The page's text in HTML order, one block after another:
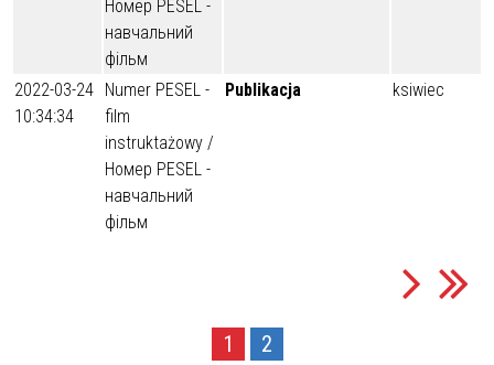
Номер PESEL -
навчальний
фільм
2022-03-24
10:34:34
Numer PESEL -
film
instruktażowy /
Номер PESEL -
навчальний
фільм
Publikacja ksiwiec
1 2